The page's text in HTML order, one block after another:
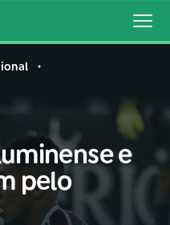
e
pelo